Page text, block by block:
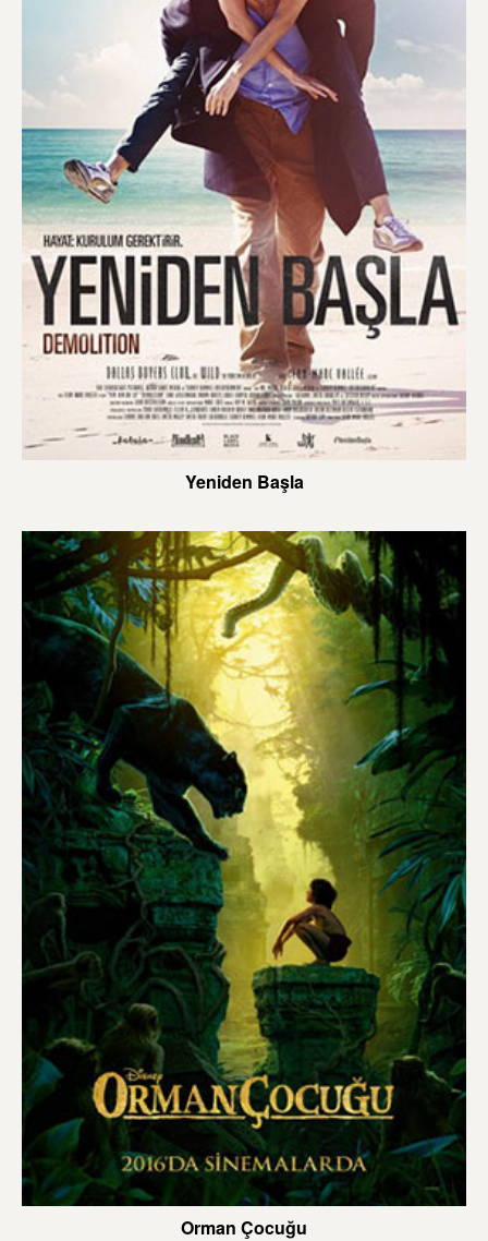
Yeniden Başla
Orman Çocuğu